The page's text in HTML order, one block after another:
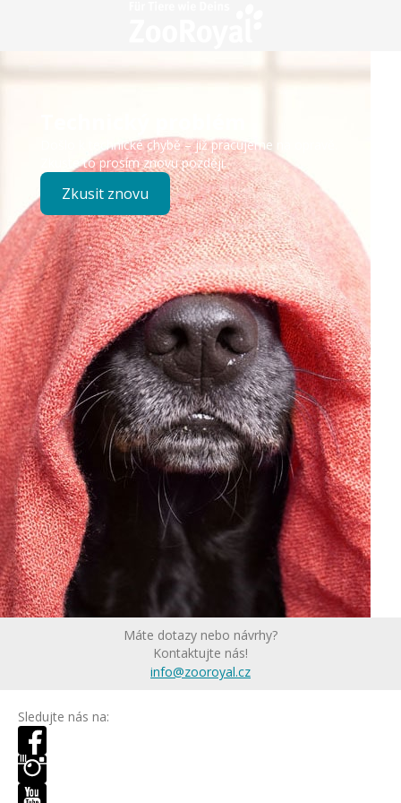
Došlo k technické chybě – již pracujeme na opravě.
Zkuste to prosím znovu později.
Zkusit znovu
Máte dotazy nebo návrhy?
Kontaktujte nás!
info@zooroyal.cz
Sledujte nás na: